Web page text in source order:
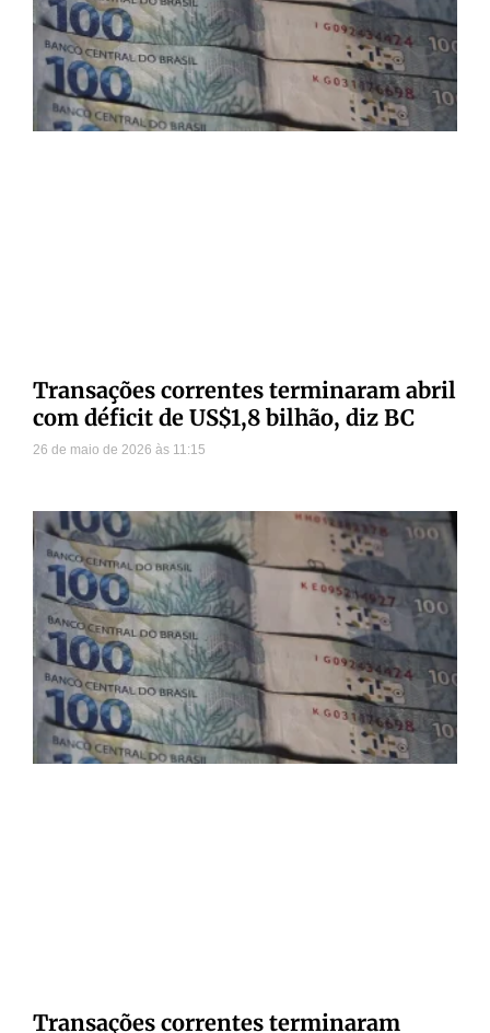
Transações correntes terminaram abril
com déficit de US$1,8 bilhão, diz BC
26 de maio de 2026 11:15
Transações correntes terminaram